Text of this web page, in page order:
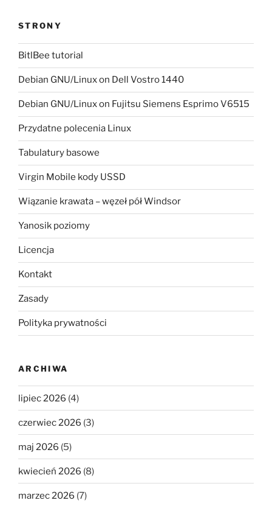
STRONY
BitlBee tutorial
Debian GNU/Linux on Dell Vostro 1440
Debian GNU/Linux on Fujitsu Siemens Esprimo V6515
Przydatne polecenia Linux
Tabulatury basowe
Virgin Mobile kody USSD
Wiązanie krawata – węzeł pół Windsor
Yanosik poziomy
Licencja
Kontakt
Zasady
Polityka prywatności
ARCHIWA
lipiec 2026 (4)
czerwiec 2026 (3)
maj 2026 (5)
kwiecień 2026 (8)
marzec 2026 (7)